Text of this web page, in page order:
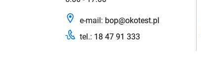
e-mail: bop@okotest.pl
tel.: 18 47 91 333